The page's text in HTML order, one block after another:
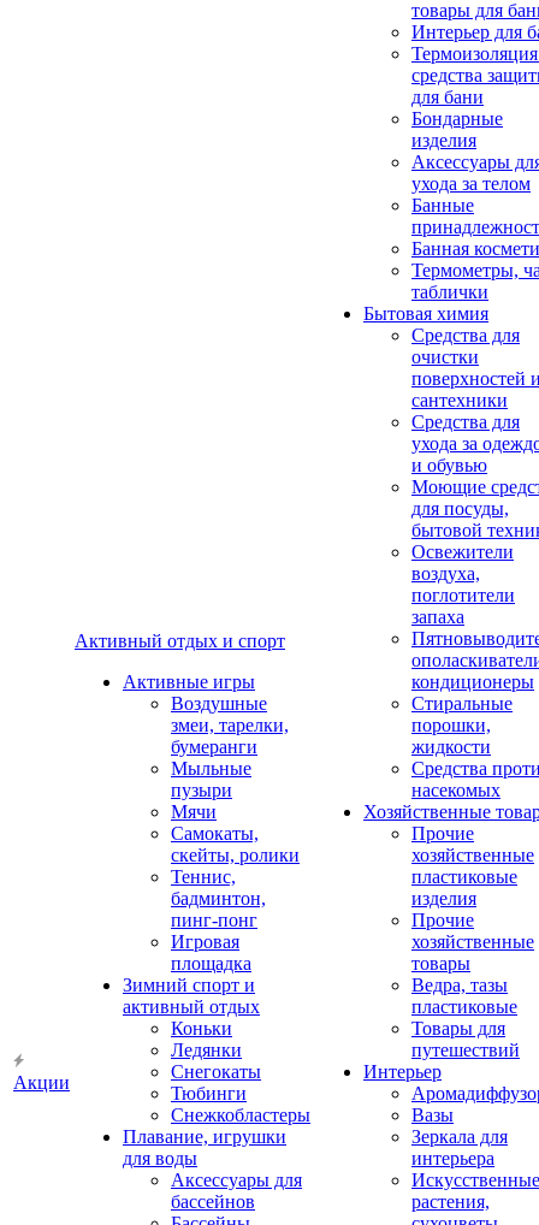
Акции
Активный отдых и спорт
Активные игры
Воздушные
змеи, тарелки,
бумеранги
Мыльные
пузыри
Мячи
Самокаты,
скейты, ролики
Теннис,
бадминтон,
пинг-понг
Игровая
площадка
Зимний спорт и
активный отдых
Коньки
Ледянки
Снегокаты
Тюбинги
Снежкобластеры
Плавание, игрушки
для воды
Аксессуары для
бассейнов
товары для
Интерьер для
средства
для бани
Бондарные
изделия
Аксеcсуары
ухода за телом
Банные
Банная
Термометры,
таблички
Бытовая химия
Средства для
очистки
поверхностей
сантехники
Средства для
ухода за
и обувью
Моющие
для посуды,
бытовой
Освежители
воздуха,
поглотители
запаха
кондиционеры
Стиральные
порошки,
жидкости
Средства
насекомых
Хозяйственные
Прочие
хозяйственные
пластиковые
изделия
Прочие
хозяйственные
товары
Ведра, тазы
пластиковые
Товары для
путешествий
Интерьер
Вазы
Зеркала для
интерьера
Искусственные
растения,